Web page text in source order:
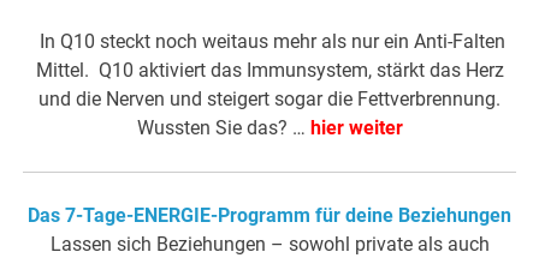
In Q10 steckt noch weitaus mehr als nur ein Anti-Falten
Mittel. Q10 aktiviert das Immunsystem, stärkt das Herz
und die Nerven und steigert sogar die Fettverbrennung.
Wussten Sie das? … hier weiter
Das 7-Tage-ENERGIE-Programm für deine Beziehungen
Lassen sich Beziehungen – sowohl private als auch